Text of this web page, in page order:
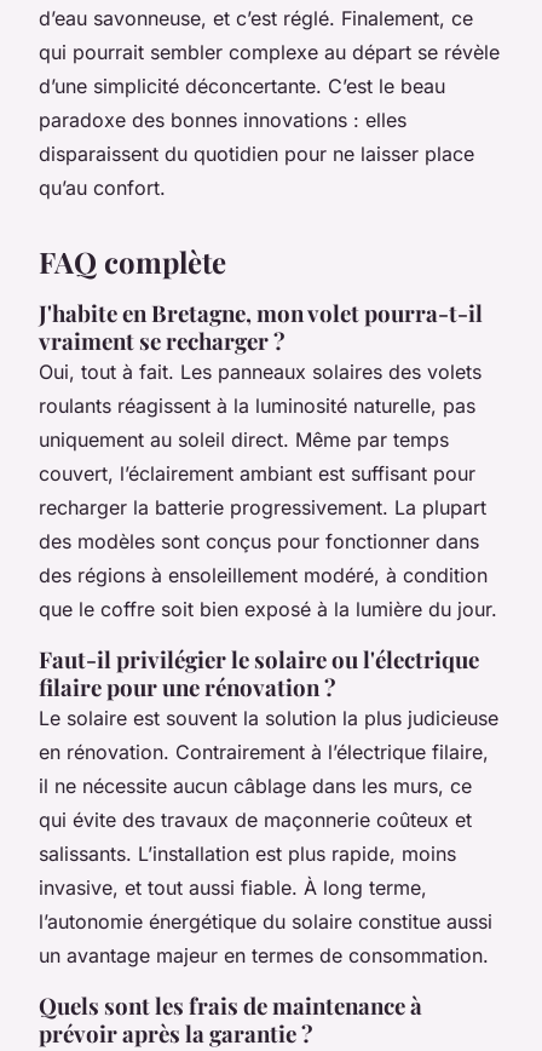
d’eau savonneuse, et c’est réglé. Finalement, ce
qui pourrait sembler complexe au départ se révèle
d’une simplicité déconcertante. C’est le beau
paradoxe des bonnes innovations : elles
disparaissent du quotidien pour ne laisser place
qu’au confort.
FAQ complète
J'habite en Bretagne, mon volet pourra-t-il
vraiment se recharger ?
Oui, tout à fait. Les panneaux solaires des volets
roulants réagissent à la luminosité naturelle, pas
uniquement au soleil direct. Même par temps
couvert, l’éclairement ambiant est suffisant pour
recharger la batterie progressivement. La plupart
des modèles sont conçus pour fonctionner dans
des régions à ensoleillement modéré, à condition
que le coffre soit bien exposé à la lumière du jour.
Faut-il privilégier le solaire ou l'électrique
filaire pour une rénovation ?
Le solaire est souvent la solution la plus judicieuse
en rénovation. Contrairement à l’électrique filaire,
il ne nécessite aucun câblage dans les murs, ce
qui évite des travaux de maçonnerie coûteux et
salissants. L’installation est plus rapide, moins
invasive, et tout aussi fiable. À long terme,
l’autonomie énergétique du solaire constitue aussi
un avantage majeur en termes de consommation.
Quels sont les frais de maintenance à
prévoir après la garantie ?